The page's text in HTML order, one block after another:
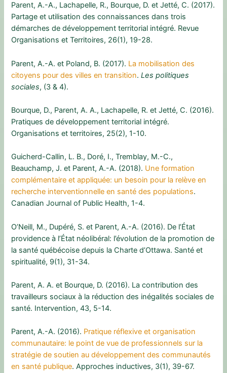
Parent, A.-A., Lachapelle, R., Bourque, D. et Jetté, C. (2017).
Partage et utilisation des connaissances dans trois
démarches de développement territorial intégré. Revue
Organisations et Territoires, 26(1), 19-28.
Parent, A.-A. et Poland, B. (2017). La mobilisation des
citoyens pour des villes en transition.Les politiques
sociales, (3 & 4).
Bourque, D., Parent, A. A., Lachapelle, R. et Jetté, C. (2016).
Pratiques de développement territorial intégré.
Organisations et territoires, 25(2), 1-10.
Guicherd-Callin, L. B., Doré, I., Tremblay, M.-C.,
Beauchamp, J. et Parent, A.-A. (2018). Une formation
complémentaire et appliquée: un besoin pour la relève en
recherche interventionnelle en santé des populations.
Canadian Journal of Public Health, 1-4.
O’Neill, M., Dupéré, S. et Parent, A.-A. (2016). De l’État
providence à l’État néolibéral: l’évolution de la promotion de
la santé québécoise depuis la Charte d’Ottawa. Santé et
spiritualité, 9(1), 31-34.
Parent, A. A. et Bourque, D. (2016). La contribution des
travailleurs sociaux à la réduction des inégalités sociales de
santé. Intervention, 43, 5-14.
Parent, A.-A. (2016). Pratique réflexive et organisation
communautaire: le point de vue de professionnels sur la
stratégie de soutien au développement des communautés
en santé publique. Approches inductives, 3(1), 39-67.